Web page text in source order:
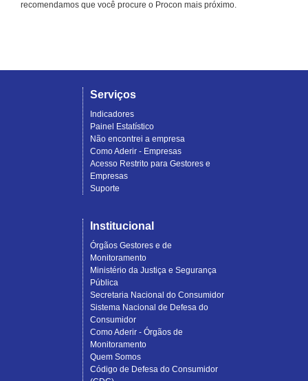
recomendamos que você procure o Procon mais próximo.
Serviços
Indicadores
Painel Estatístico
Não encontrei a empresa
Como Aderir - Empresas
Acesso Restrito para Gestores e
Empresas
Suporte
Institucional
Órgãos Gestores e de
Monitoramento
Ministério da Justiça e Segurança
Pública
Secretaria Nacional do Consumidor
Sistema Nacional de Defesa do
Consumidor
Como Aderir - Órgãos de
Monitoramento
Quem Somos
Código de Defesa do Consumidor